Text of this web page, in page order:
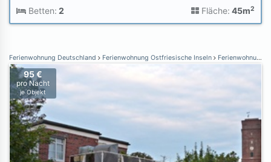
Betten: 2 Fläche: 45m2
Ferienwohnung Deutschland Ferienwohnung Ostfriesische Inseln Ferienwohnung Borkum
95 €
pro Nacht
je Objekt